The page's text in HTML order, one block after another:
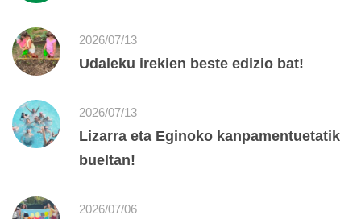
2026/07/13
Udaleku irekien beste edizio bat!
2026/07/13
Lizarra eta Eginoko kanpamentuetatik
bueltan!
2026/07/06